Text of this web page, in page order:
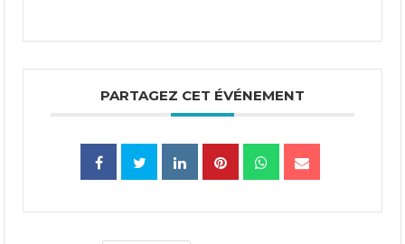
PARTAGEZ CET ÉVÉNEMENT